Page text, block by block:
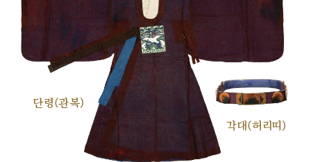
단령(관복)
각대(허리띠)